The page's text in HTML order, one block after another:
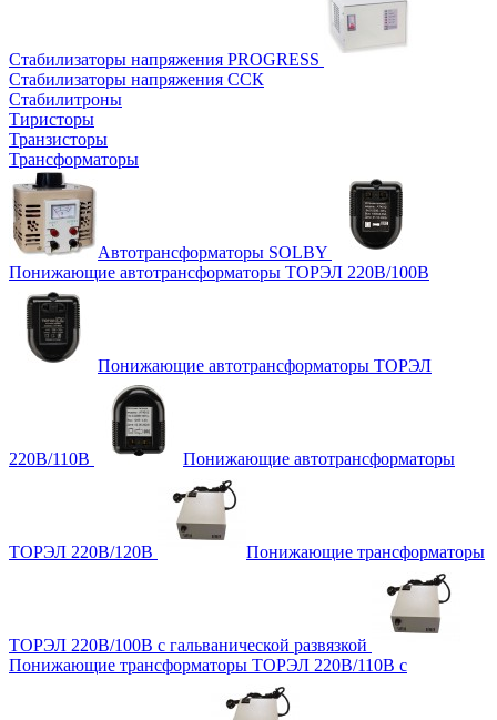
Стабилизаторы напряжения PROGRESS
Стабилизаторы напряжения ССК
Стабилитроны
Тиристоры
Транзисторы
Трансформаторы
Автотрансформаторы SOLBY
Понижающие автотрансформаторы ТОРЭЛ 220В/100В
Понижающие автотрансформаторы ТОРЭЛ
220В/110В Понижающие автотрансформаторы
ТОРЭЛ 220В/120В Понижающие трансформаторы
ТОРЭЛ 220В/100В с гальванической развязкой
Понижающие трансформаторы ТОРЭЛ 220В/110В с